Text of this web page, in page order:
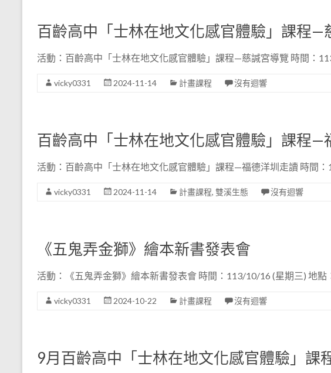
百齡高中「士林在地文化感官體驗」課程—
活動：百齡高中「士林在地文化感官體驗」課程—慈諴宮導覽 時間：
vicky0331 2024-11-14 計畫課程 沒有迴響
百齡高中「士林在地文化感官體驗」課程—
活動：百齡高中「士林在地文化感官體驗」課程—福德洋圳走讀 時間
vicky0331 2024-11-14 計畫課程, 雙溪生態 沒有迴響
《五鬼弄金獅》繪本新書發表會
活動：《五鬼弄金獅》繪本新書發表會 時間：113/10/16 (星期三) 地點
vicky0331 2024-10-22 計畫課程 沒有迴響
9月百齡高中「士林在地文化感官體驗」課